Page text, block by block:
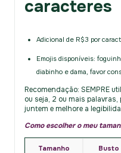
caracteres
Adicional de R$3 por
Emojis disponíveis:
diabinho e dama, favor
Recomendação: SEMPRE
ou seja, 2 ou mais
juntem e melhore a
Como escolher o meu
Tamanho Busto